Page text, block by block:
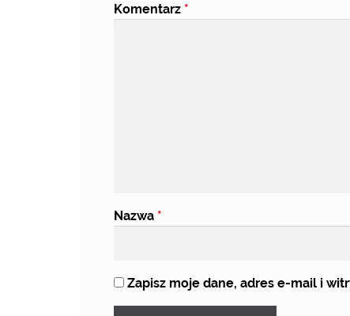
Komentarz *
Nazwa *
Zapisz moje dane, adres e-mail i